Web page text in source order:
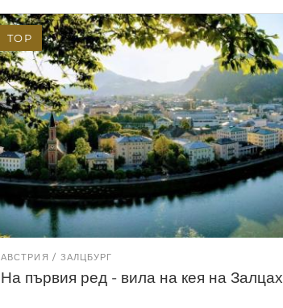
АВСТРИЯ ЗАЛЦБУРГ
На първия ред - вила на кея на Залцах
TOP